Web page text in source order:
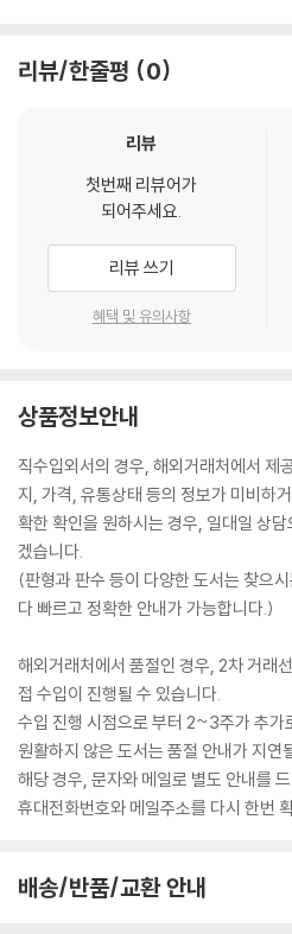
리뷰/한줄평 0
리뷰
첫번째 리뷰어가
되어주세요.
리뷰 쓰기
혜택 및 유의사항
상품정보안내
직수입외서의 경우, 해외거래처에서 제
지, 가격, 유통상태 등의 정보가 미비하
확한 확인을 원하시는 경우, 일대일 상
겠습니다.
(판형과 판수 등이 다양한 도서는 찾으
다 빠르고 정확한 안내가 가능합니다.)
해외거래처에서 품절인 경우, 2차 거래
접 수입이 진행될 수 있습니다.
수입 진행 시점으로 부터 2~3주가 추가
원활하지 않은 도서는 품절 안내가 지연
해당 경우, 문자와 메일로 별도 안내를
휴대전화번호와 메일주소를 다시 한번
배송/반품/교환 안내